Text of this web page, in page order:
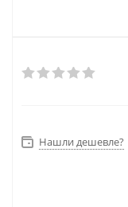
Нашли дешевле?